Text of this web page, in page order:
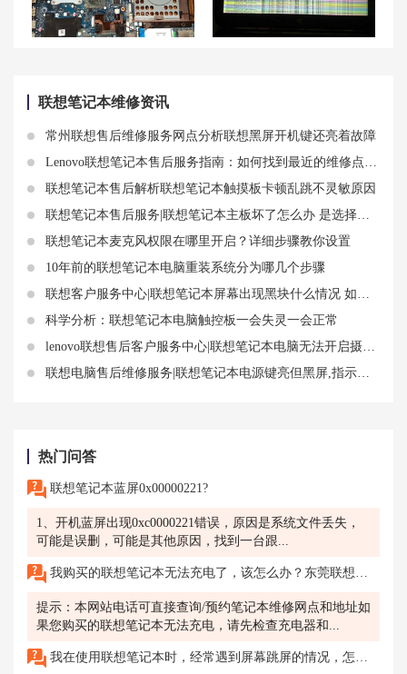
联想笔记本维修资讯
常州联想售后维修服务网点分析联想黑屏开机键还亮着故障
Lenovo联想笔记本售后服务指南：如何找到最近的维修点和联系方式
联想笔记本售后解析联想笔记本触摸板卡顿乱跳不灵敏原因
联想笔记本售后服务|联想笔记本主板坏了怎么办 是选择修理还是选择更换
联想笔记本麦克风权限在哪里开启？详细步骤教你设置
10年前的联想笔记本电脑重装系统分为哪几个步骤
联想客户服务中心|联想笔记本屏幕出现黑块什么情况 如何排查黑块问题原因
科学分析：联想笔记本电脑触控板一会失灵一会正常
lenovo联想售后客户服务中心|联想笔记本电脑无法开启摄像头怎么解决
联想电脑售后维修服务|联想笔记本电源键亮但黑屏,指示灯也不亮故障排查
热门问答
联想笔记本蓝屏0x00000221?
1、开机蓝屏出现0xc0000221错误，原因是系统文件丢失，
可能是误删，可能是其他原因，找到一台跟...
我购买的联想笔记本无法充电了，该怎么办？东莞联想售后维修网点在哪里？
提示：本网站电话可直接查询/预约笔记本维修网点和地址如
果您购买的联想笔记本无法充电，请先检查充电器和...
我在使用联想笔记本时，经常遇到屏幕跳屏的情况，怎么办？